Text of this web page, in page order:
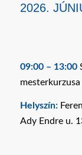
2026.
09:00 – 13:00
mesterkurzusa
Helyszín:
Ady Endre u.